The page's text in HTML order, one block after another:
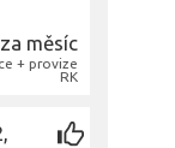
Teplice, Ústecký kraj
za měsíc
+ provize
RK